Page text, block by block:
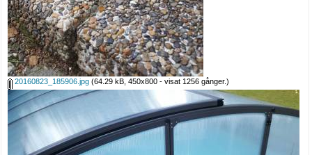
20160823_185906.jpg (64.29 kB, 450x800 - visat 1256 gånger.)